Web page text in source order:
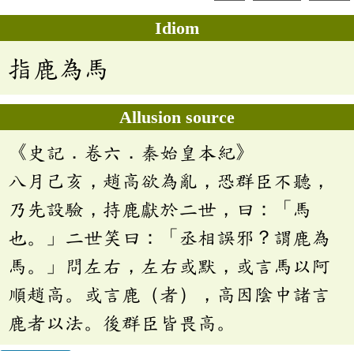
Idiom
指鹿為馬
Allusion source
《史記．卷六．秦始皇本紀》
八月己亥，趙高欲為亂，恐群臣不聽，
乃先設驗，持鹿獻於二世，曰：「馬
也。」二世笑曰：「丞相誤邪？謂鹿為
馬。」問左右，左右或默，或言馬以阿
順趙高。或言鹿（者），高因陰中諸言
鹿者以法。後群臣皆畏高。